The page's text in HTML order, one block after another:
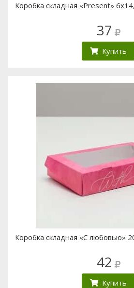
Коробка складная «Present»
37
Купить
Коробка складная «С любовью»
42
Купить